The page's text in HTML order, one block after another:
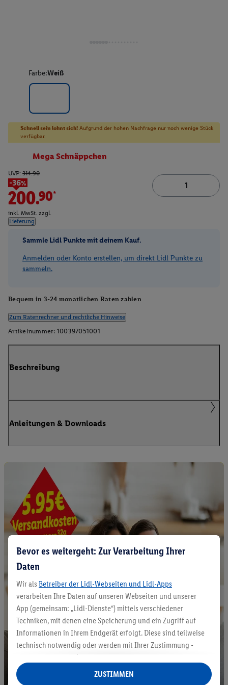
Farbe:Weiß
Schnell sein lohnt sich! Aufgrund der hohen Nachfrage nur noch wenige Stück
verfügbar.
Mega Schnäppchen
UVP: 314.90
-36%
200.90*
inkl. MwSt. zzgl.
Lieferung
Sammle Lidl Punkte mit deinem Kauf.
Anmelden oder Konto erstellen, um direkt Lidl Punkte zu
sammeln.
Bequem in 3-24 monatlichen Raten zahlen
Zum Ratenrechner und rechtliche Hinweise
Artikelnummer: 100397051001
Beschreibung
Anleitungen & Downloads
Bevor es weitergeht: Zur Verarbeitung Ihrer
Daten
Wir als Betreiber der Lidl-Webseiten und Lidl-Apps
verarbeiten Ihre Daten auf unseren Webseiten und unserer
App (gemeinsam: „Lidl-Dienste“) mittels verschiedener
Techniken, mit denen eine Speicherung und ein Zugriff auf
Informationen in Ihrem Endgerät erfolgt. Diese sind teilweise
technisch notwendig oder werden mit Ihrer Zustimmung -
auch durch Partner (u.a.
Verantwortliche; im Zusammenhang mit dem IAB TCF
insgesamt
ZUSTIMMEN